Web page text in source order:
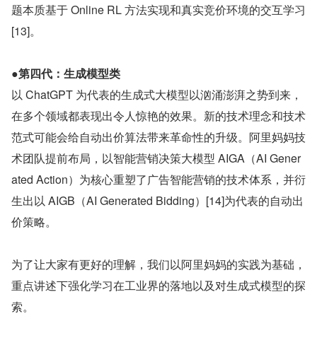
题本质基于 Online RL 方法实现和真实竞价环境的交互学习
[13]。
●第四代：生成模型类
以 ChatGPT 为代表的生成式大模型以汹涌澎湃之势到来，
在多个领域都表现出令人惊艳的效果。新的技术理念和技术
范式可能会给自动出价算法带来革命性的升级。阿里妈妈技
术团队提前布局，以智能营销决策大模型 AIGA（AI Gener
ated Action）为核心重塑了广告智能营销的技术体系，并衍
生出以 AIGB（AI Generated Bidding）[14]为代表的自动出
价策略。
为了让大家有更好的理解，我们以阿里妈妈的实践为基础，
重点讲述下强化学习在工业界的落地以及对生成式模型的探
索。